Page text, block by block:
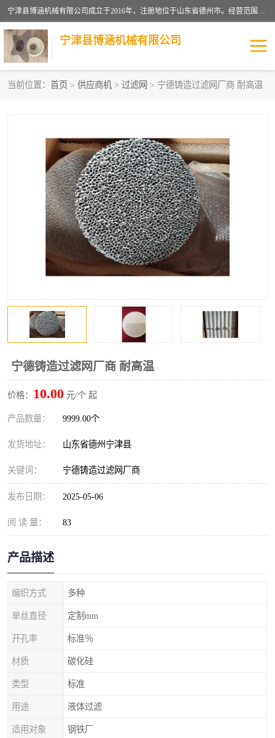
宁津县博涵机械有限公司成立于2016年，注册地位于山东省德州市。经营范围包括：机械设备研发、生产及销售，铸造用造型材料生产、销售，玻璃纤维及制品制造、销售，汽车零配件零售，机械零件、零部件加工，机械零件、零部件销售等；主要产品有：纤维过滤网,陶瓷过滤器,泡沫陶瓷过滤器,耐高温纤维过滤器,铸铁过滤器,铸铜过滤网,铸铝过滤网,铝轮毂过滤网,高效过滤网,高效陶瓷过滤网,高效纤维过滤网。
宁津县博涵机械有限公司
当前位置： 首页 > 供应商机 > 过滤网 > 宁德铸造过滤网厂商 耐高温
宁德铸造过滤网厂商 耐高温
价格： 10.00 元/个 起
产品数量： 9999.00个
发货地址： 山东省德州宁津县
关键词： 宁德铸造过滤网厂商
发布日期： 2025-05-06
阅 读 量： 83
产品描述
编织方式 多种
单丝直径 定制mm
开孔率 标准％
材质 碳化硅
类型 标准
用途 液体过滤
适用对象 钢铁厂
纤维网 挡渣棉
挡渣网 避脏网